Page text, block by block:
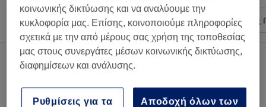
Ταξινόμηση κατά Οποιαδήποτε τιμή Σαλόνια Άμεσες
Ένα κατάστημα που προσφέρει:
χαλαρωτικό μασάζ σε Skiathos Town, Sporades Islands
κοινωνικής δικτύωσης και να αναλύουμε την
κυκλοφορία μας. Επίσης, κοινοποιούμε πληροφορίες
σχετικά με την από μέρους σας χρήση της τοποθεσίας
μας στους συνεργάτες μέσων κοινωνικής δικτύωσης,
διαφημίσεων και ανάλυσης.
Αποδοχή όλων των
Ρυθμίσεις για τα